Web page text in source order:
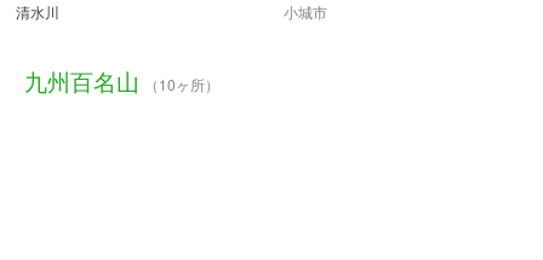
清水川 小城市
九州百名山 （10ヶ所）